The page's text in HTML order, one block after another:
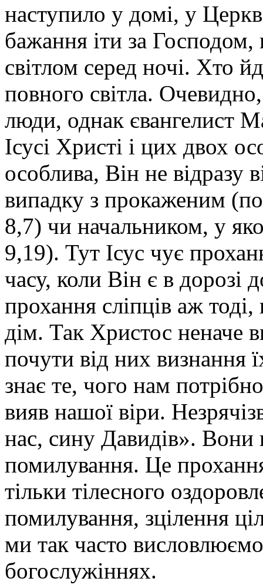
наступило у домі, у
бажання іти за
світлом серед ночі. Хто
повного світла.
люди, однак євангелист
Ісусі Христі і цих двох
особлива, Він не відразу
випадку з прокаженим
8,7) чи начальником, у
9,19). Тут Ісус чує
часу, коли Він є в дорозі
прохання сліпців аж
дім. Так Христос неначе
почути від них визнання
знає те, чого нам
вияв нашої віри.
нас, сину Давидів». Вони
помилування. Це
тільки тілесного
помилування, зцілення
ми так часто
богослужіннях.